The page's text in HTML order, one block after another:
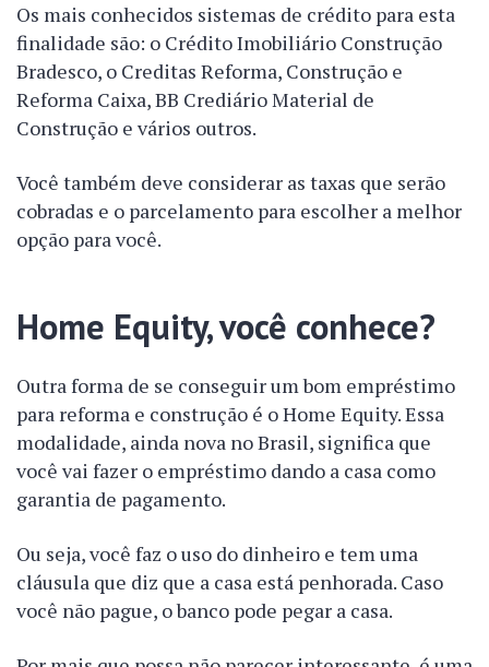
Os mais conhecidos sistemas de crédito para esta
finalidade são: o Crédito Imobiliário Construção
Bradesco, o Creditas Reforma, Construção e
Reforma Caixa, BB Crediário Material de
Construção e vários outros.
Você também deve considerar as taxas que serão
cobradas e o parcelamento para escolher a melhor
opção para você.
Home Equity, você conhece?
Outra forma de se conseguir um bom empréstimo
para reforma e construção é o Home Equity. Essa
modalidade, ainda nova no Brasil, significa que
você vai fazer o empréstimo dando a casa como
garantia de pagamento.
Ou seja, você faz o uso do dinheiro e tem uma
cláusula que diz que a casa está penhorada. Caso
você não pague, o banco pode pegar a casa.